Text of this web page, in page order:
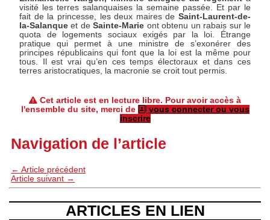
visité les terres salanquaises la semaine passée. Et par le
fait de la princesse, les deux maires de Saint-Laurent-de-
la-Salanque et deSainte-Marie ont obtenu un rabais sur le
quota de logements sociaux exigés par la loi. Étrange
pratique qui permet à une ministre de s’exonérer des
principes républicains qui font que la loi est la même pour
tous. Il est vrai qu’en ces temps électoraux et dans ces
terres aristocratiques, la macronie se croit tout permis.
Cet article est en lecture libre. Pour avoir accès à
l'ensemble du site, merci de
vous connecter ou vous
inscrire
Navigation de l’article
← Article précédent
Article suivant →
ARTICLES EN LIEN